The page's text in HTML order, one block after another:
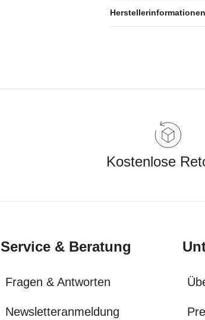
Herstellerinformationen
Kostenlose
Service & Beratung
Fragen & Antworten
Newsletteranmeldung